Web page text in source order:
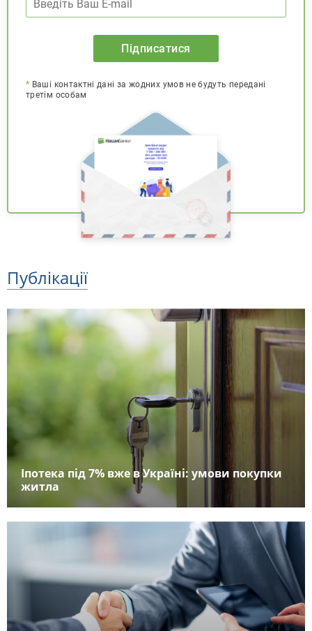
Підписатися
* Ваші контактні дані за жодних умов не будуть передані
третім особам
Публікації
Іпотека під 7% вже в Україні: умови покупки
житла